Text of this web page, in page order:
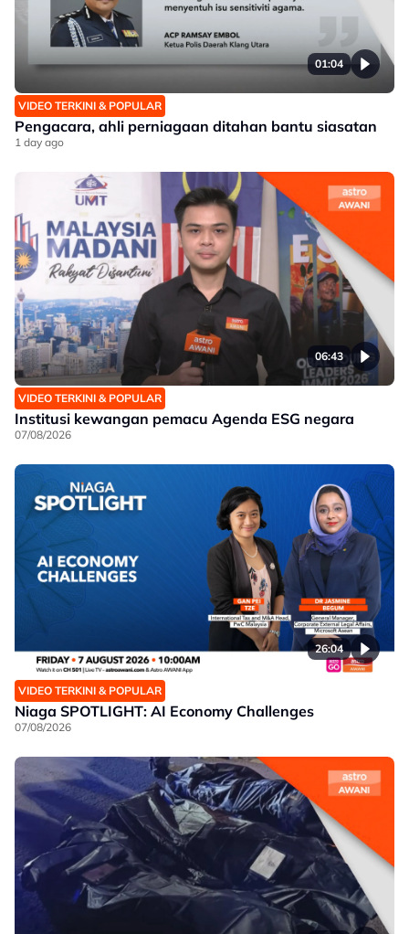
01:04
VIDEO TERKINI & POPULAR
Pengacara, ahli perniagaan ditahan bantu siasatan
1 day ago
06:43
VIDEO TERKINI & POPULAR
Institusi kewangan pemacu Agenda ESG negara
07/08/2026
26:04
VIDEO TERKINI & POPULAR
Niaga SPOTLIGHT: AI Economy Challenges
07/08/2026